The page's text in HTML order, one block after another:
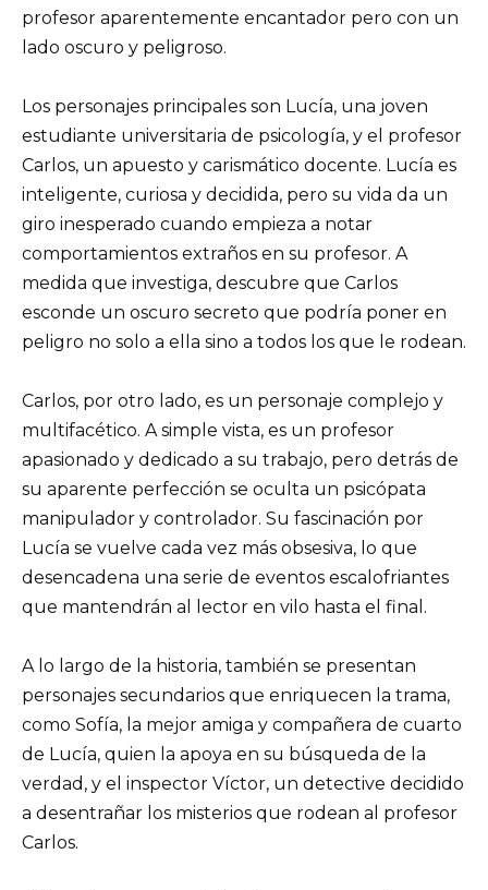
profesor aparentemente encantador pero con un
lado oscuro y peligroso.
Los personajes principales son Lucía, una joven
estudiante universitaria de psicología, y el profesor
Carlos, un apuesto y carismático docente. Lucía es
inteligente, curiosa y decidida, pero su vida da un
giro inesperado cuando empieza a notar
comportamientos extraños en su profesor. A
medida que investiga, descubre que Carlos
esconde un oscuro secreto que podría poner en
peligro no solo a ella sino a todos los que le rodean.
Carlos, por otro lado, es un personaje complejo y
multifacético. A simple vista, es un profesor
apasionado y dedicado a su trabajo, pero detrás de
su aparente perfección se oculta un psicópata
manipulador y controlador. Su fascinación por
Lucía se vuelve cada vez más obsesiva, lo que
desencadena una serie de eventos escalofriantes
que mantendrán al lector en vilo hasta el final.
A lo largo de la historia, también se presentan
personajes secundarios que enriquecen la trama,
como Sofía, la mejor amiga y compañera de cuarto
de Lucía, quien la apoya en su búsqueda de la
verdad, y el inspector Víctor, un detective decidido
a desentrañar los misterios que rodean al profesor
Carlos.